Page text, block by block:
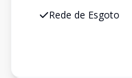
Rede de Esgoto